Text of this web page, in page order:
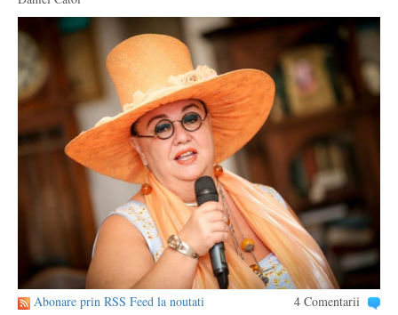
Abonare prin RSS Feed la noutati 4 Comentarii